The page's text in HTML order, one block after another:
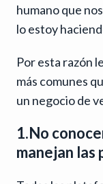
humano que
lo estoy
Por esta razón
más comunes
un negocio de
1.No
manejan las